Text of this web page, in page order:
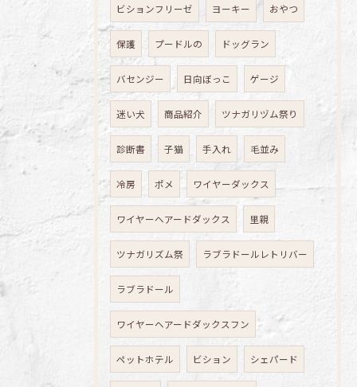
ビションフリーゼ ヨーキー おやつ
保護 プードルの ドッグラン
バセンジー 日向ぼっこ ゲージ
迷い犬 商品紹介 ツナガリヅム祭り
診断書 子猫 手入れ 毛並み
冷房 ポメ ワイヤーダックス
ワイヤーヘアードダックス 里親
ツナガリズム祭 ラブラドールレトリバー
ラブラドール
ワイヤーヘアードダックスフン
ペットホテル ビション シェパード